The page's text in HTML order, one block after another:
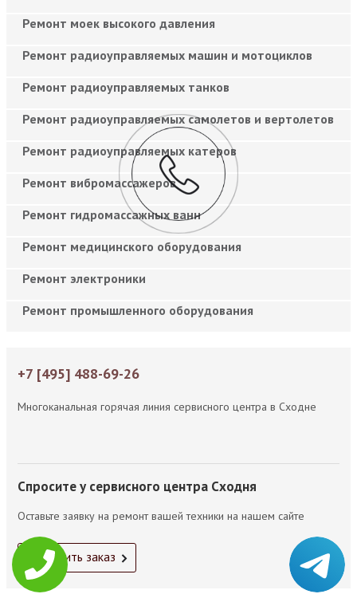
Ремонт моек высокого давления
Ремонт радиоуправляемых машин и мотоциклов
Ремонт радиоуправляемых танков
Ремонт радиоуправляемых самолетов и вертолетов
Ремонт радиоуправляемых катеров
Ремонт вибромассажеров
Ремонт гидромассажных ванн
Ремонт медицинского оборудования
Ремонт электроники
Ремонт промышленного оборудования
+7 [495] 488-69-26
Многоканальная горячая линия сервисного центра в Сходне
Спросите у сервисного центра Сходня
Оставьте заявку на ремонт вашей техники на нашем сайте
Оформить заказ